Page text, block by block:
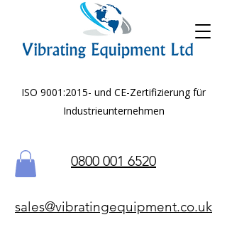
ISO 9001:2015- und CE-Zertifizierung für
Industrieunternehmen
0800 001 6520
sales@vibratingequipment.co.uk